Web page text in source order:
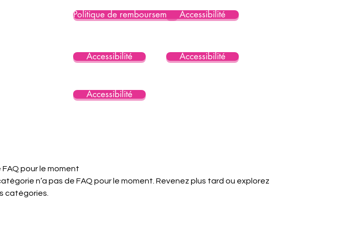
Politique de remboursement Accessibilité
Accessibilité Accessibilité
Accessibilité
FAQ pour le moment
n’a pas de FAQ pour le moment. Revenez plus tard ou explorez
catégories.